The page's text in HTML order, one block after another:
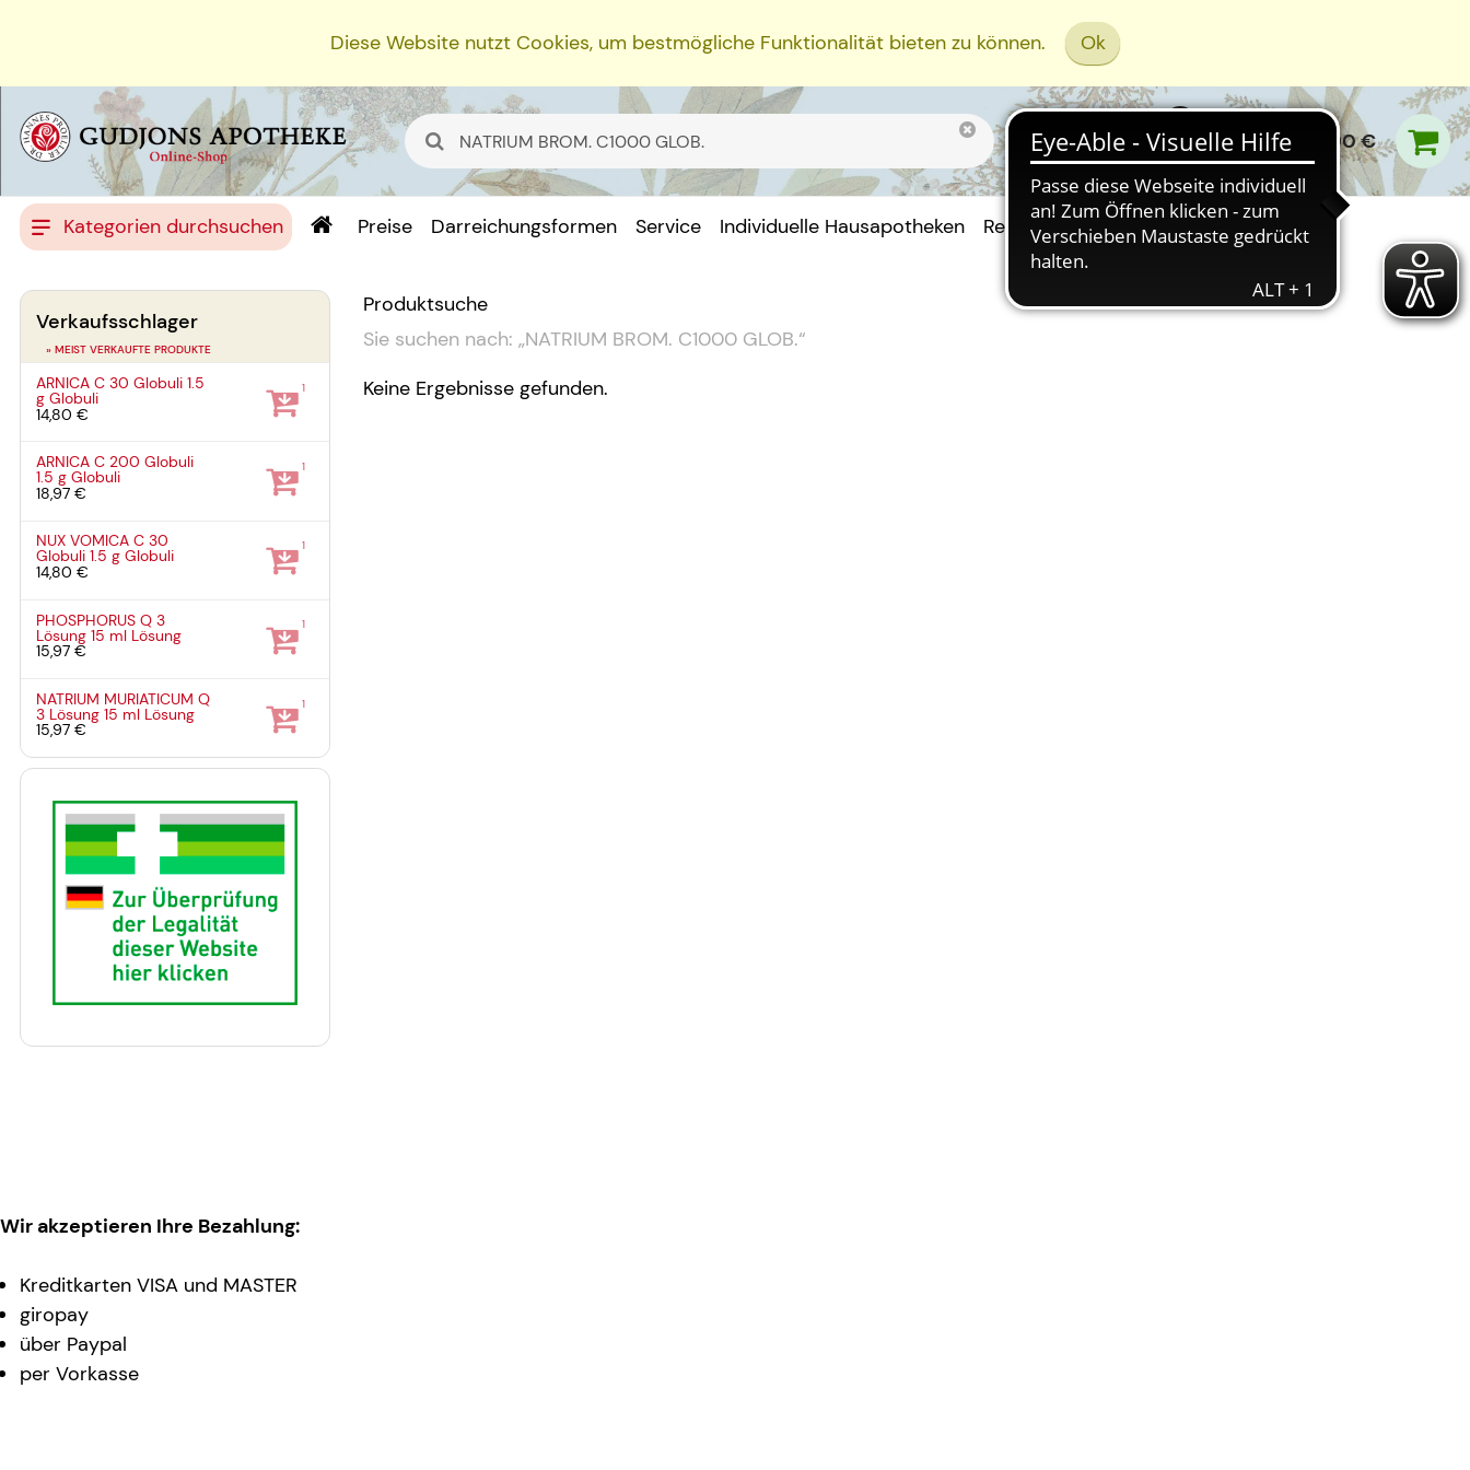
Diese Website nutzt Cookies, um bestmögliche Funktionalität bieten zu können. Ok
0,00 €
Kategorien durchsuchen Preise Darreichungsformen Service Individuelle Hausapotheken Rezept Einreichen
Produktsuche
Sie suchen nach: „NATRIUM BROM. C1000 GLOB.“
Keine Ergebnisse gefunden.
Verkaufsschlager
» MEIST VERKAUFTE PRODUKTE
ARNICA C 30 Globuli1.5
gGlobuli
14,80 €
1
ARNICA C 200 Globuli
1.5 gGlobuli
18,97 €
1
NUX VOMICA C 30
Globuli1.5 gGlobuli
14,80 €
1
PHOSPHORUS Q 3
Lösung15 ml Lösung
15,97 €
1
NATRIUM MURIATICUM Q
3 Lösung15 ml Lösung
15,97 €
1
Wir akzeptieren Ihre Bezahlung:
Kreditkarten VISA und MASTER
giropay
über Paypal
per Vorkasse